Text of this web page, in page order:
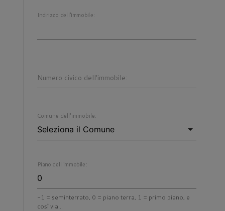
Indirizzo dell'immobile:
Numero civico dell'immobile:
Comune dell'immobile:
Piano dell'immobile:
-1 = seminterrato, 0 = piano terra, 1 = primo piano, e
così via...